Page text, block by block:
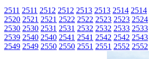
2511 2511 2512 2512 2513 2513 2514 2514
2520 2521 2521 2522 2522 2523 2523 2524
2530 2530 2531 2531 2532 2532 2533 2533
2539 2540 2540 2541 2541 2542 2542 2543
2549 2549 2550 2550 2551 2551 2552 2552